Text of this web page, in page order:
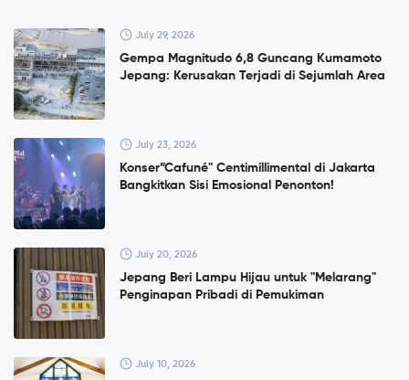
July 29, 2026
Gempa Magnitudo 6,8 Guncang Kumamoto
Jepang: Kerusakan Terjadi di Sejumlah Area
July 23, 2026
Konser”Cafuné" Centimillimental di Jakarta
Bangkitkan Sisi Emosional Penonton!
July 20, 2026
Jepang Beri Lampu Hijau untuk "Melarang"
Penginapan Pribadi di Pemukiman
July 10, 2026